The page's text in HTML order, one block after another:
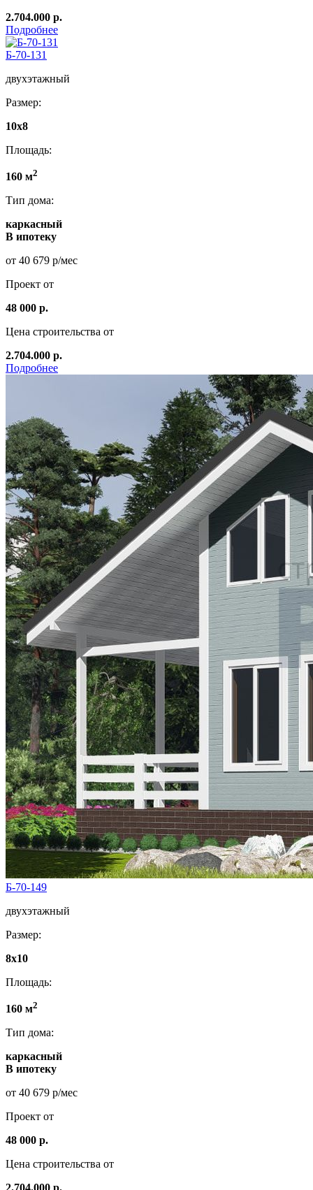
2.704.000 р.
Подробнее
Б-70-131
двухэтажный
Размер:
10x8
Площадь:
160 м2
Тип дома:
каркасный
В ипотеку
от 40 679 р/мес
Проект от
48 000 р.
Цена строительства от
2.704.000 р.
Подробнее
Б-70-149
двухэтажный
Размер:
8х10
Площадь:
160 м2
Тип дома:
каркасный
В ипотеку
от 40 679 р/мес
Проект от
48 000 р.
Цена строительства от